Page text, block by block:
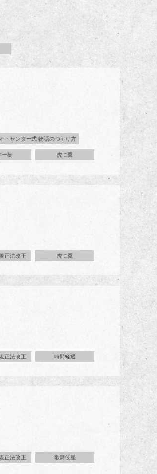
・センター式 物語のつくり方
一樹 虎に翼
正法改正 虎に翼
正法改正 時間経過
正法改正 歌舞伎座